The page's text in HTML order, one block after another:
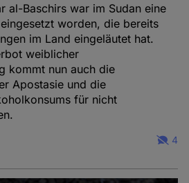
al-Baschirs war im Sudan eine
worden, die bereits
im Land eingeläutet hat.
weiblicher
kommt nun auch die
Apostasie und die
für nicht
4